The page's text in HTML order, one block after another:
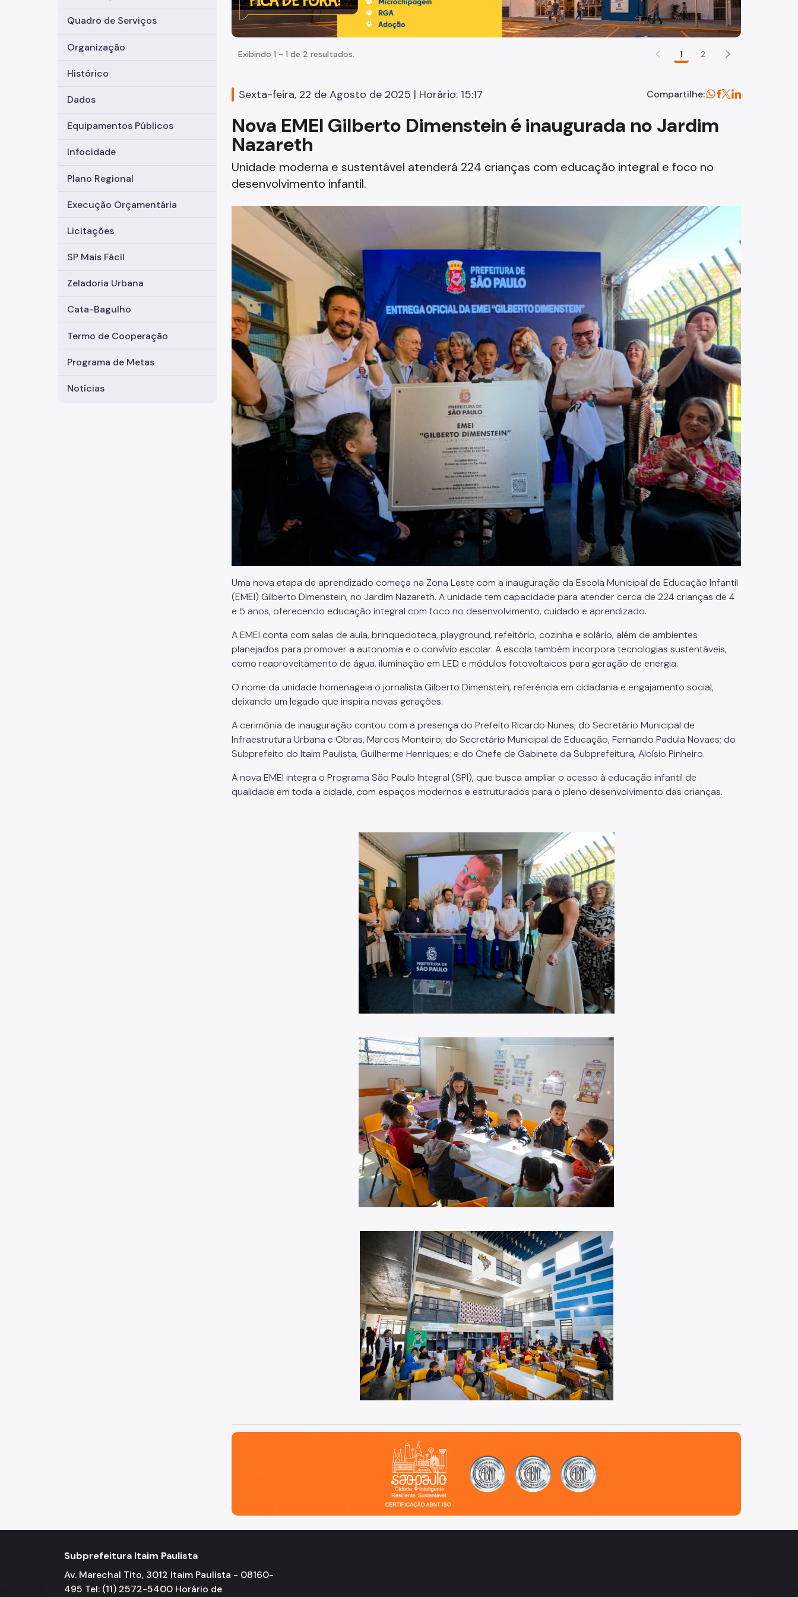
Quadro de Serviços
Organização
Histórico
Dados
Equipamentos Públicos
Infocidade
Plano Regional
Execução Orçamentária
Licitações
SP Mais Fácil
Zeladoria Urbana
Cata-Bagulho
Termo de Cooperação
Programa de Metas
Notícias
Exibindo 1 - 1 de 2 resultados. 1 2
Sexta-feira, 22 de Agosto de 2025 | Horário: 15:17 Compartilhe:
Nova EMEI Gilberto Dimenstein é inaugurada no Jardim
Nazareth
Unidade moderna e sustentável atenderá 224 crianças com educação integral e foco no
desenvolvimento infantil.
Uma nova etapa de aprendizado começa na Zona Leste com a inauguração da Escola Municipal de Educação Infantil
(EMEI) Gilberto Dimenstein, no Jardim Nazareth. A unidade tem capacidade para atender cerca de 224 crianças de 4
e 5 anos, oferecendo educação integral com foco no desenvolvimento, cuidado e aprendizado.
A EMEI conta com salas de aula, brinquedoteca, playground, refeitório, cozinha e solário, além de ambientes
planejados para promover a autonomia e o convívio escolar. A escola também incorpora tecnologias sustentáveis,
como reaproveitamento de água, iluminação em LED e módulos fotovoltaicos para geração de energia.
O nome da unidade homenageia o jornalista Gilberto Dimenstein, referência em cidadania e engajamento social,
deixando um legado que inspira novas gerações.
A cerimônia de inauguração contou com a presença do Prefeito Ricardo Nunes; do Secretário Municipal de
Infraestrutura Urbana e Obras, Marcos Monteiro; do Secretário Municipal de Educação, Fernando Padula Novaes; do
Subprefeito do Itaim Paulista, Guilherme Henriques; e do Chefe de Gabinete da Subprefeitura, Aloísio Pinheiro.
A nova EMEI integra o Programa São Paulo Integral (SPI), que busca ampliar o acesso à educação infantil de
qualidade em toda a cidade, com espaços modernos e estruturados para o pleno desenvolvimento das crianças.
São Paulo, cidade inteligente, resiliente e sustentável
Subprefeitura Itaim Paulista
Av. Marechal Tito, 3012 Itaim Paulista - 08160-
495 Tel: (11) 2572-5400 Horário de